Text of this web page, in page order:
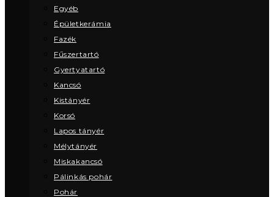
Egyéb
Épületkerámia
Fazék
Fűszertartó
Gyertyatartó
Kancsó
Kistányér
Korsó
Lapos tányér
Mélytányér
Miskakancsó
Pálinkás pohár
Pohár